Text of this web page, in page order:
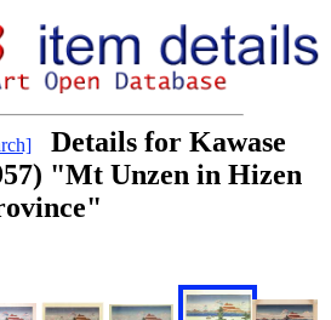
Details for Kawase
"Mt Unzen in Hizen